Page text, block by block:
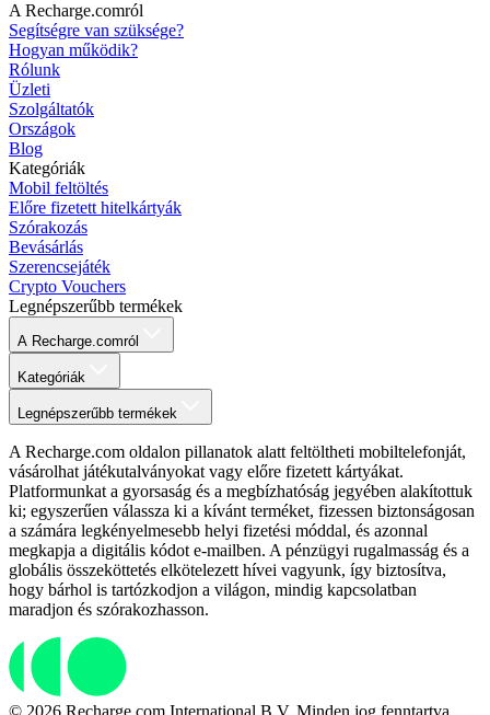
A Recharge.comról
Segítségre van szüksége?
Hogyan működik?
Rólunk
Üzleti
Szolgáltatók
Országok
Blog
Kategóriák
Mobil feltöltés
Előre fizetett hitelkártyák
Szórakozás
Bevásárlás
Szerencsejáték
Crypto Vouchers
Legnépszerűbb termékek
A Recharge.comról
Kategóriák
Legnépszerűbb termékek
A Recharge.com oldalon pillanatok alatt feltöltheti mobiltelefonját,
vásárolhat játékutalványokat vagy előre fizetett kártyákat.
Platformunkat a gyorsaság és a megbízhatóság jegyében alakítottuk
ki; egyszerűen válassza ki a kívánt terméket, fizessen biztonságosan
a számára legkényelmesebb helyi fizetési móddal, és azonnal
megkapja a digitális kódot e-mailben. A pénzügyi rugalmasság és a
globális összeköttetés elkötelezett hívei vagyunk, így biztosítva,
hogy bárhol is tartózkodjon a világon, mindig kapcsolatban
maradjon és szórakozhasson.